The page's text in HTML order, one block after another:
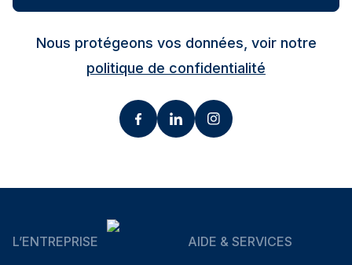
Nous protégeons vos données, voir notre
politique de confidentialité
L’ENTREPRISE AIDE & SERVICES